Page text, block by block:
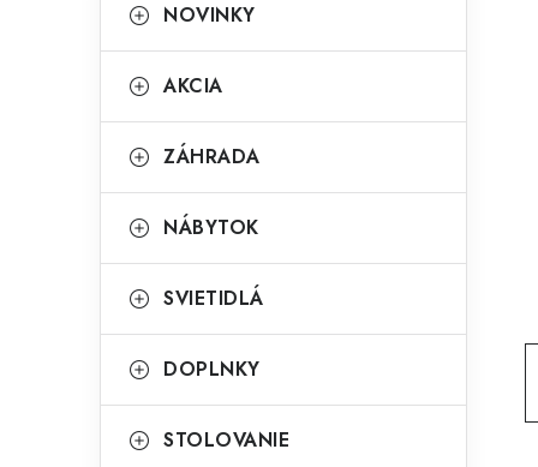
o
n
ý
a
n
l
kategórie
a
e
ó
i
NOVINKY
AKCIA
ZÁHRADA
NÁBYTOK
SVIETIDLÁ
DOPLNKY
STOLOVANIE